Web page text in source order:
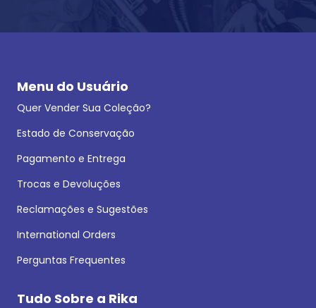
Menu do Usuário
Quer Vender Sua Coleção?
Estado de Conservação
Pagamento e Entrega
Trocas e Devoluções
Reclamações e Sugestões
International Orders
Perguntas Frequentes
Tudo Sobre a Rika